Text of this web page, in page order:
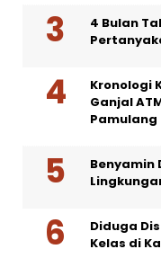
4 Bulan
Kronologi
Ganjal
Pamulang
Benyamin
Diduga
Kelas di